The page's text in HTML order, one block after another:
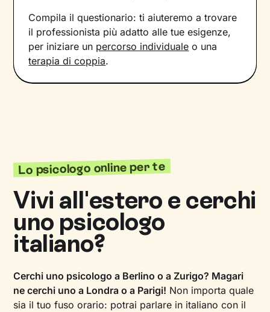
Compila il questionario: ti aiuteremo a trovare
il professionista più adatto alle tue esigenze,
per iniziare un percorso individuale o una
terapia di coppia.
Lo psicologo online per te
Vivi all'estero e cerchi
uno psicologo
italiano?
Cerchi uno psicologo a Berlino o a Zurigo? Magari
ne cerchi uno a Londra o a Parigi! Non importa quale
sia il tuo fuso orario: potrai parlare in italiano con il